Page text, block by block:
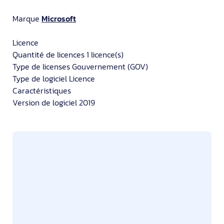
Marque Microsoft
Licence
Quantité de licences 1 licence(s)
Type de licenses Gouvernement (GOV)
Type de logiciel Licence
Caractéristiques
Version de logiciel 2019